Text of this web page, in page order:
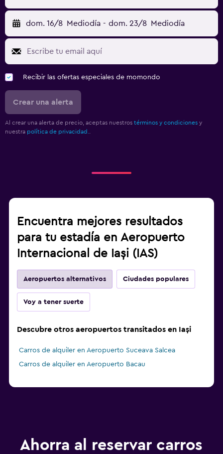
dom. 16/8 Mediodía - dom. 23/8 Mediodía
Recibir las ofertas especiales de momondo
Crear una alerta
Al crear una alerta de precio, aceptas nuestros términos y condiciones y
nuestra política de privacidad..
Encuentra mejores resultados
para tu estadía en Aeropuerto
Internacional de Iași (IAS)
Aeropuertos alternativos Ciudades populares
Voy a tener suerte
Descubre otros aeropuertos transitados en Iași
Carros de alquiler en Aeropuerto Suceava Salcea
Carros de alquiler en Aeropuerto Bacau
Ahorra al reservar carros